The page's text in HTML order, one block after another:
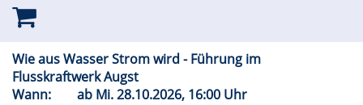
Wie aus Wasser Strom wird - Führung im
Flusskraftwerk Augst
Wann:
ab Mi.28.10.2026, 16:00 Uhr